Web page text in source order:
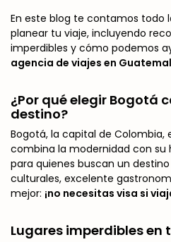
En este blog te contamos todo
planear tu viaje, incluyendo
imperdibles y cómo podemos
agencia de viajes en
¿Por qué elegir Bogotá
destino?
Bogotá, la capital de Colombia,
combina la modernidad con su
para quienes buscan un
culturales, excelente
mejor: ¡no necesitas visa si
Lugares imperdibles en